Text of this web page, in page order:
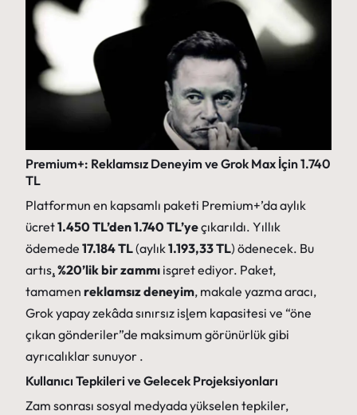
Premium+: Reklamsız Deneyim ve Grok Max İçin 1.740
TL
Platformun en kapsamlı paketi Premium+’da aylık
ücret1.450 TL’den 1.740 TL’yeçıkarıldı. Yıllık
ödemede 17.184 TL(aylık1.193,33 TL) ödenecek. Bu
artış,%20’lik bir zammı işaret ediyor. Paket,
tamamen reklamsız deneyim, makale yazma aracı,
Grok yapay zekâda sınırsız işlem kapasitesi ve “öne
çıkan gönderiler”de maksimum görünürlük gibi
ayrıcalıklar sunuyor .
Kullanıcı Tepkileri ve Gelecek Projeksiyonları
Zam sonrası sosyal medyada yükselen tepkiler,